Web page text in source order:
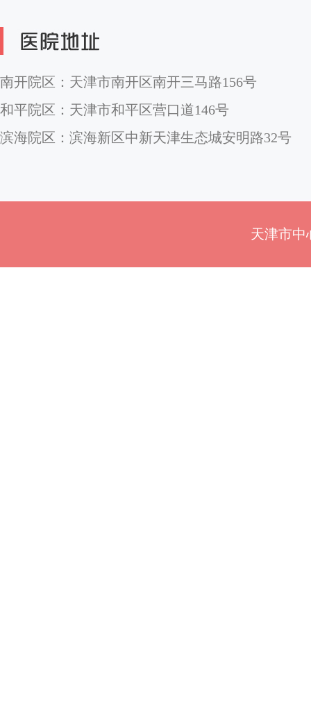
南开院区：天津市南开区南开三马路156号
和平院区：天津市和平区营口道146号
滨海院区：滨海新区中新天津生态城安明路32号
天津市中